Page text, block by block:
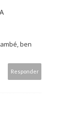
ben
Responder